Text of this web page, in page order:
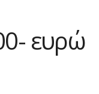
ευρώ